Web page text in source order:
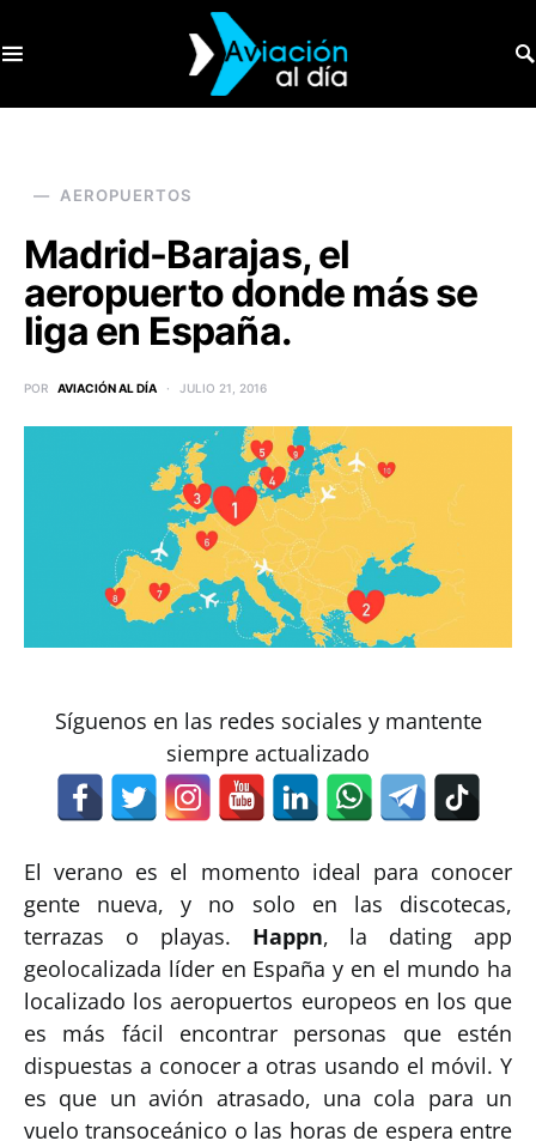
AEROPUERTOS
Madrid-Barajas, el
aeropuerto donde más se
liga en España.
POR AVIACIÓN AL DÍA JULIO 21, 2016
Síguenos en las redes sociales y mantente
siempre actualizado
El verano es el momento ideal para conocer
gente nueva, y no solo en las discotecas,
terrazas o playas. Happn, la dating app
geolocalizada líder en España y en el mundo ha
localizado los aeropuertos europeos en los que
es más fácil encontrar personas que estén
dispuestas a conocer a otras usando el móvil. Y
es que un avión atrasado, una cola para un
vuelo transoceánico o las horas de espera entre